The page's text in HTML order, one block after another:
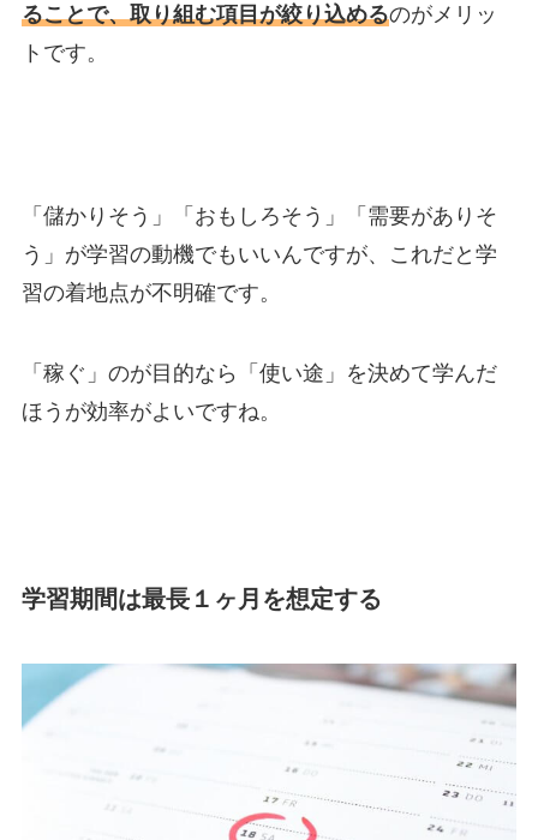
ることで、取り組む項目が絞り込めるのがメリッ
トです。
「儲かりそう」「おもしろそう」「需要がありそ
う」が学習の動機でもいいんですが、これだと学
習の着地点が不明確です。
「稼ぐ」のが目的なら「使い途」を決めて学んだ
ほうが効率がよいですね。
学習期間は最長１ヶ月を想定する